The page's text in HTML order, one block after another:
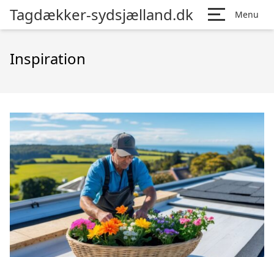
Tagdækker-sydsjælland.dk Menu
Inspiration